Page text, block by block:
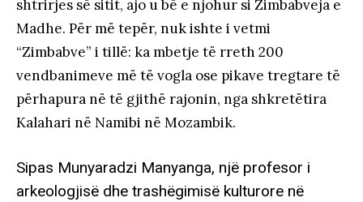
shtrirjes së sitit, ajo u bë e njohur si Zimbabveja e
Madhe. Për më tepër, nuk ishte i vetmi
“Zimbabve” i tillë: ka mbetje të rreth 200
vendbanimeve më të vogla ose pikave tregtare të
përhapura në të gjithë rajonin, nga shkretëtira
Kalahari në Namibi në Mozambik.
Sipas Munyaradzi Manyanga, një profesor i
arkeologjisë dhe trashëgimisë kulturore në